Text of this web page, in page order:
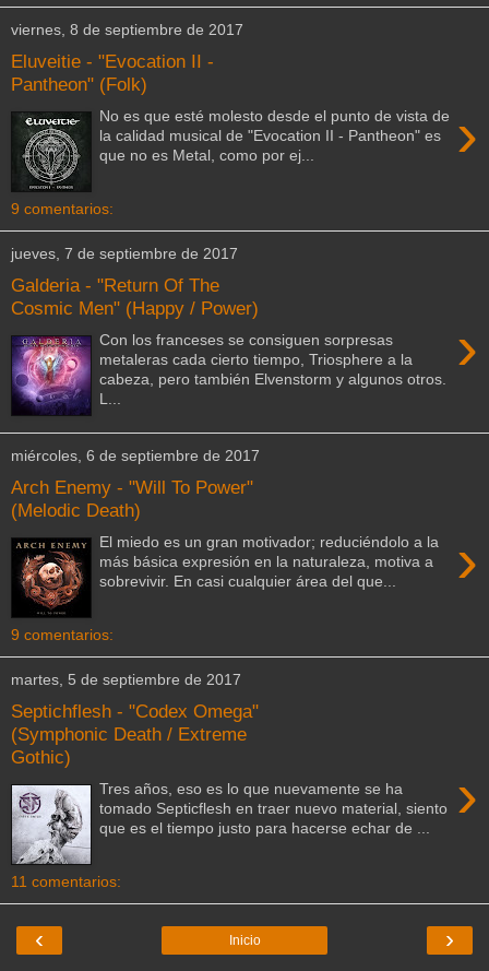
viernes, 8 de septiembre de 2017
Eluveitie - "Evocation II -
Pantheon" (Folk)
›
No es que esté molesto desde el punto de vista de
la calidad musical de "Evocation II - Pantheon" es
que no es Metal, como por ej...
9 comentarios:
jueves, 7 de septiembre de 2017
Galderia - "Return Of The
Cosmic Men" (Happy / Power)
›
Con los franceses se consiguen sorpresas
metaleras cada cierto tiempo, Triosphere a la
cabeza, pero también Elvenstorm y algunos otros.
L...
miércoles, 6 de septiembre de 2017
Arch Enemy - "Will To Power"
(Melodic Death)
›
El miedo es un gran motivador; reduciéndolo a la
más básica expresión en la naturaleza, motiva a
sobrevivir. En casi cualquier área del que...
9 comentarios:
martes, 5 de septiembre de 2017
Septichflesh - "Codex Omega"
(Symphonic Death / Extreme
Gothic)
›
Tres años, eso es lo que nuevamente se ha
tomado Septicflesh en traer nuevo material, siento
que es el tiempo justo para hacerse echar de ...
11 comentarios:
‹ ›
Inicio